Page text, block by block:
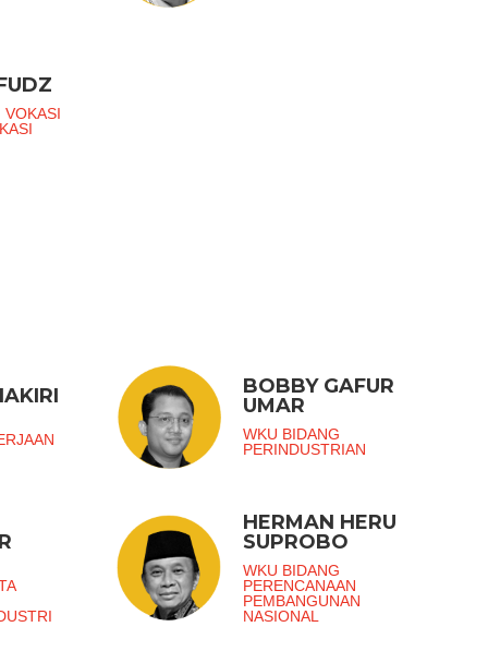
VOKASI
BOBBY GAFUR
UMAR
WKU BIDANG
PERINDUSTRIAN
HERMAN HERU
SUPROBO
WKU BIDANG
PERENCANAAN
PEMBANGUNAN
NASIONAL